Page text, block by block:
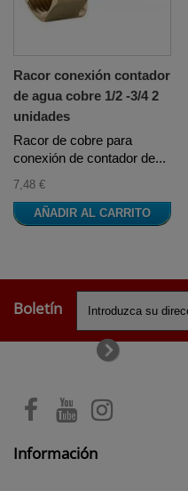
Racor conexión contador
de agua cobre 1/2 -3/4 2
unidades
Racor de cobre para
conexión de contador de...
7,48 €
AÑADIR AL CARRITO
Boletín
Información